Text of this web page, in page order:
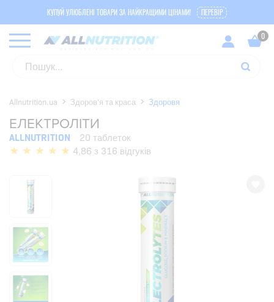
КУПУЙ УЛЮБЛЕНІ ТОВАРИ ЗА НАЙКРАЩИМИ ЦІНАМИ! ПЕРЕВІР
Allnutrition.ua Здоров'я та краса Здоровя
ЕЛЕКТРОЛІТИ
ALLNUTRITION
20 таблеток
4,86 з 316 відгуків